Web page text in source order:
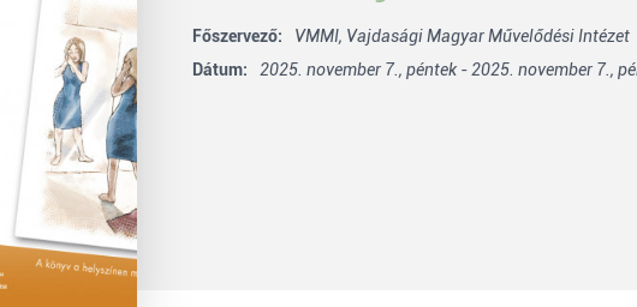
Főszervező: VMMI, Vajdasági Magyar Művelődési Intézet
Dátum:
2025. november 7., péntek - 2025. november 7.,